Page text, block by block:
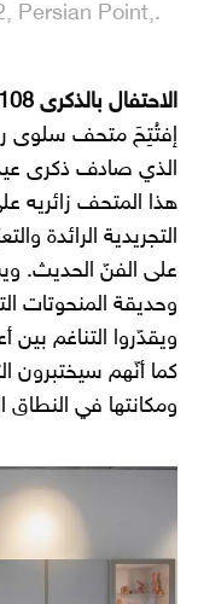
Persian Point,
الاحتفال بالذكرى 108 لعيد سلوى روضة شقير
الذي صادف ذكرى عيد
هذا المتحف زائريه
التجريدية الرائدة
على الفنّ الحديث.
وحديقة المنحوتات
ويقدّروا التناغم بين
كما أنّهم سيختبرون
ومكانتها في النطاق